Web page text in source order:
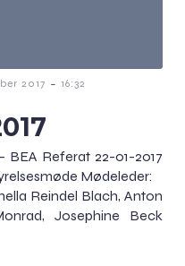
2017 - 16:32
BEA Referat 22-01-2017
Mødeleder:
Reindel Blach, Anton
Josephine Beck